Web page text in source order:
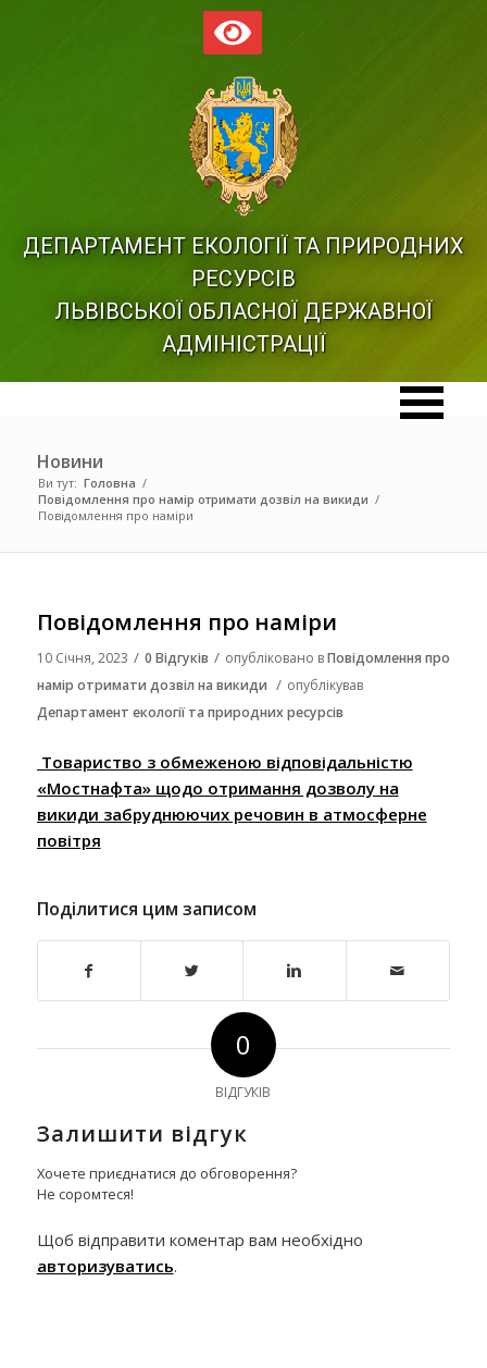
ДЕПАРТАМЕНТ ЕКОЛОГІЇ ТА ПРИРОДНИХ
РЕСУРСІВ
ЛЬВІВСЬКОЇ ОБЛАСНОЇ ДЕРЖАВНОЇ
АДМІНІСТРАЦІЇ
Новини
Ви тут: Головна /
Повідомлення про намір отримати дозвіл на викиди /
Повідомлення про наміри
Повідомлення про наміри
10 Січня, 2023 / 0 Відгуків / опубліковано вПовідомлення про
намір отримати дозвіл на викиди / опублікував
Департамент екології та природних ресурсів
Товариство з обмеженою відповідальністю
«Мостнафта» щодо отримання дозволу на
викиди забруднюючих речовин в атмосферне
повітря
Поділитися цим записом
0
ВІДГУКІВ
Залишити відгук
Хочете приєднатися до обговорення?
Не соромтеся!
Щоб відправити коментар вам необхідно
авторизуватись.